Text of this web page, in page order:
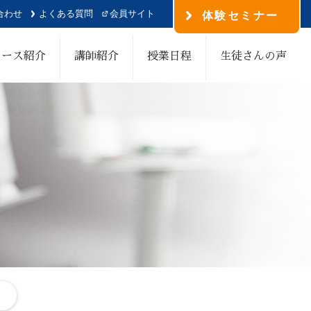
わせ よくある質問 会員サイト 体験セミナー
ス紹介 講師紹介 授業日程 生徒さんの声